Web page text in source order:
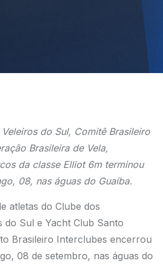
do Sul, Comitê Brasileiro
Brasileira de Vela,
da classe Elliot 6m terminou
08, nas águas do Guaíba.
atletas do Clube dos
do Sul e Yacht Club Santo
Brasileiro Interclubes encerrou
08 de setembro, nas águas do